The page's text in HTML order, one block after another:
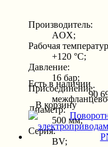
Производитель:
AOX;
Рабочая
+120 °С;
Давление:
16 бар;
Присоединение:
Диаметр:
500 мм;
Серия:
BV;
Есть в наличии
90
В корзину